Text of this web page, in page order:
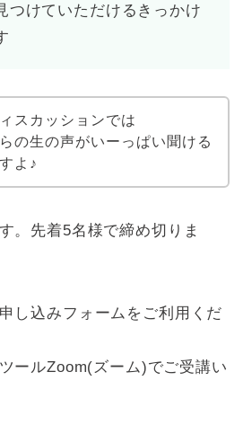
つけていただけるきっかけ
スカッションでは
の生の声がいーっぱい聞ける
よ♪
。先着5名様で締め切りま
し込みフォームをご利用くだ
ールZoom(ズーム)でご受講い